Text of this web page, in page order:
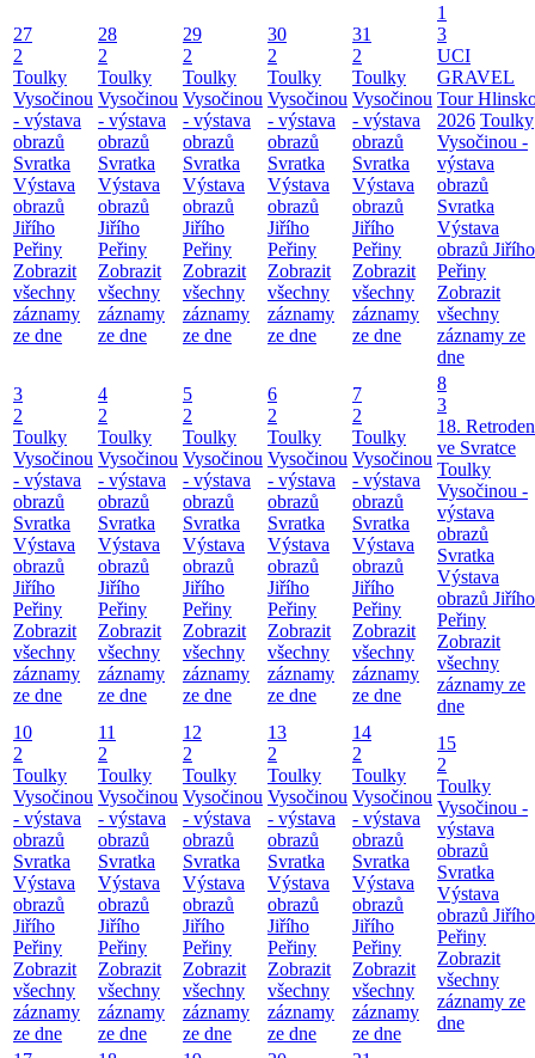
27
2
Toulky
Vysočinou
- výstava
obrazů
Svratka
Výstava
obrazů
Jiřího
Peřiny
Zobrazit
všechny
záznamy
ze dne
28
2
Toulky
Vysočinou
- výstava
obrazů
Svratka
Výstava
obrazů
Jiřího
Peřiny
Zobrazit
všechny
záznamy
ze dne
29
2
Toulky
Vysočinou
- výstava
obrazů
Svratka
Výstava
obrazů
Jiřího
Peřiny
Zobrazit
všechny
záznamy
ze dne
30
2
Toulky
Vysočinou
- výstava
obrazů
Svratka
Výstava
obrazů
Jiřího
Peřiny
Zobrazit
všechny
záznamy
ze dne
31
2
Toulky
Vysočinou
- výstava
obrazů
Svratka
Výstava
obrazů
Jiřího
Peřiny
Zobrazit
všechny
záznamy
ze dne
1
3
UCI
GRAVEL
Tour
2026 Toulky
Vysočinou -
výstava
obrazů
Svratka
Výstava
obrazů Jiřího
Peřiny
Zobrazit
všechny
záznamy ze
dne
3
2
Toulky
Vysočinou
- výstava
obrazů
Svratka
Výstava
obrazů
Jiřího
Peřiny
Zobrazit
všechny
záznamy
ze dne
4
2
Toulky
Vysočinou
- výstava
obrazů
Svratka
Výstava
obrazů
Jiřího
Peřiny
Zobrazit
všechny
záznamy
ze dne
5
2
Toulky
Vysočinou
- výstava
obrazů
Svratka
Výstava
obrazů
Jiřího
Peřiny
Zobrazit
všechny
záznamy
ze dne
6
2
Toulky
Vysočinou
- výstava
obrazů
Svratka
Výstava
obrazů
Jiřího
Peřiny
Zobrazit
všechny
záznamy
ze dne
7
2
Toulky
Vysočinou
- výstava
obrazů
Svratka
Výstava
obrazů
Jiřího
Peřiny
Zobrazit
všechny
záznamy
ze dne
8
3
18. Retroden
ve Svratce
Toulky
Vysočinou -
výstava
obrazů
Svratka
Výstava
obrazů Jiřího
Peřiny
Zobrazit
všechny
záznamy ze
dne
10
2
Toulky
Vysočinou
- výstava
obrazů
Svratka
Výstava
obrazů
Jiřího
Peřiny
Zobrazit
všechny
záznamy
ze dne
11
2
Toulky
Vysočinou
- výstava
obrazů
Svratka
Výstava
obrazů
Jiřího
Peřiny
Zobrazit
všechny
záznamy
ze dne
12
2
Toulky
Vysočinou
- výstava
obrazů
Svratka
Výstava
obrazů
Jiřího
Peřiny
Zobrazit
všechny
záznamy
ze dne
13
2
Toulky
Vysočinou
- výstava
obrazů
Svratka
Výstava
obrazů
Jiřího
Peřiny
Zobrazit
všechny
záznamy
ze dne
14
2
Toulky
Vysočinou
- výstava
obrazů
Svratka
Výstava
obrazů
Jiřího
Peřiny
Zobrazit
všechny
záznamy
ze dne
15
2
Toulky
Vysočinou -
výstava
obrazů
Svratka
Výstava
obrazů Jiřího
Peřiny
Zobrazit
všechny
záznamy ze
dne